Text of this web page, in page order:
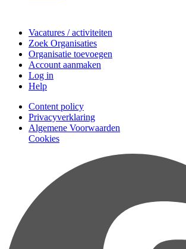
Vacatures / activiteiten
Zoek Organisaties
Organisatie toevoegen
Account aanmaken
Log in
Help
Content policy
Privacyverklaring
Algemene Voorwaarden
Cookies